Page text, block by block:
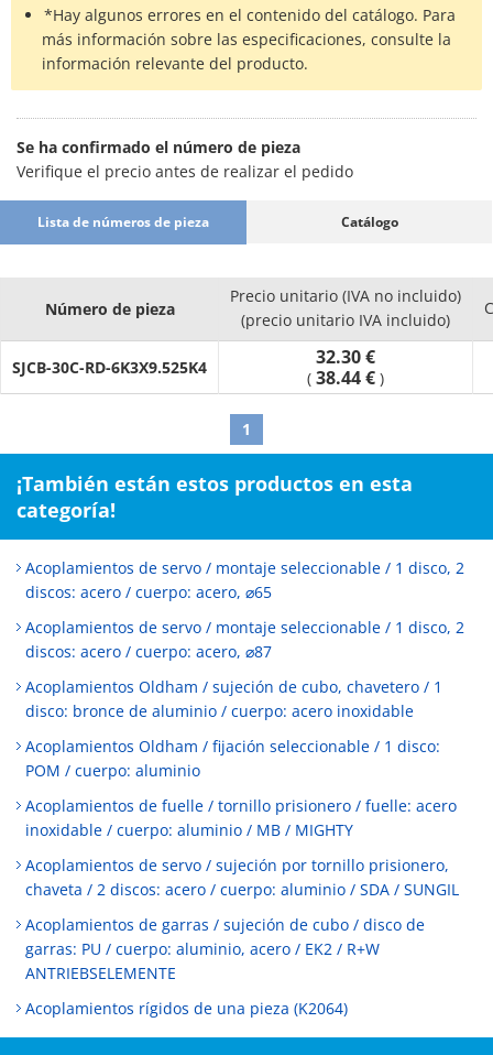
*Hay algunos errores en el contenido del catálogo. Para
más información sobre las especificaciones, consulte la
información relevante del producto.
Se ha confirmado el número de pieza
Verifique el precio antes de realizar el pedido
Lista de números de pieza Catálogo
Número de pieza
Precio unitario (IVA no incluido)
(precio unitario IVA incluido)
SJCB-30C-RD-6K3X9.525K4 32.30 €
( 38.44 € )
1
¡También están estos productos en esta
categoría!
Acoplamientos de servo / montaje seleccionable / 1 disco, 2
discos: acero / cuerpo: acero, ⌀65
Acoplamientos de servo / montaje seleccionable / 1 disco, 2
discos: acero / cuerpo: acero, ⌀87
Acoplamientos Oldham / sujeción de cubo, chavetero / 1
disco: bronce de aluminio / cuerpo: acero inoxidable
Acoplamientos Oldham / fijación seleccionable / 1 disco:
POM / cuerpo: aluminio
Acoplamientos de fuelle / tornillo prisionero / fuelle: acero
inoxidable / cuerpo: aluminio / MB / MIGHTY
Acoplamientos de servo / sujeción por tornillo prisionero,
chaveta / 2 discos: acero / cuerpo: aluminio / SDA / SUNGIL
Acoplamientos de garras / sujeción de cubo / disco de
garras: PU / cuerpo: aluminio, acero / EK2 / R+W
ANTRIEBSELEMENTE
Acoplamientos rígidos de una pieza (K2064)